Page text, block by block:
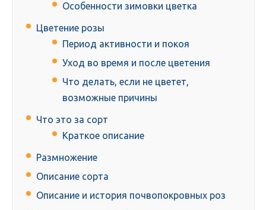
Особенности зимовки цветка
Цветение розы
Период активности и покоя
Уход во время и после цветения
Что делать, если не цветет,
возможные причины
Что это за сорт
Краткое описание
Размножение
Описание сорта
Описание и история почвопокровных роз